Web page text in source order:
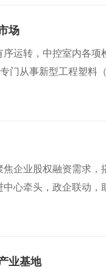
场
运转，中控室内各
从事新型工程塑料
企业股权融资需求
心牵头，政企联动，
业基地